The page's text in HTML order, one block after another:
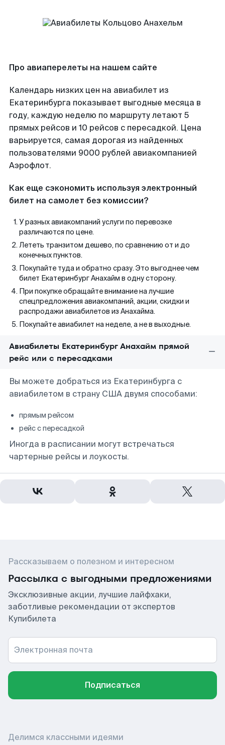
Про авиаперелеты на нашем сайте
Календарь низких цен на авиабилет из
Екатеринбурга показывает выгодные месяца в
году, каждую неделю по маршруту летают 5
прямых рейсов и 10 рейсов с пересадкой. Цена
варьируется, самая дорогая из найденных
пользователями 9000 рублей авиакомпанией
Аэрофлот.
Как еще сэкономить используя электронный
билет на самолет без комиссии?
У разных авиакомпаний услуги по перевозке
различаются по цене.
Лететь транзитом дешево, по сравнению от и до
конечных пунктов.
Покупайте туда и обратно сразу. Это выгоднее чем
билет Екатеринбург Анахайм в одну сторону.
При покупке обращайте внимание на лучшие
спецпредложения авиакомпаний, акции, скидки и
распродажи авиабилетов из Анахайма.
Покупайте авиабилет на неделе, а не в выходные.
Авиабилеты Екатеринбург Анахайм прямой
рейс или с пересадками
Вы можете добраться из Екатеринбурга с
авиабилетом в страну США двумя способами:
прямым рейсом
рейс с пересадкой
Иногда в расписании могут встречаться
чартерные рейсы и лоукосты.
Рассказываем о полезном и интересном
Рассылка с выгодными предложениями
Эксклюзивные акции, лучшие лайфхаки,
заботливые рекомендации от экспертов
Купибилета
Электронная почта
Подписаться
Делимся классными идеями